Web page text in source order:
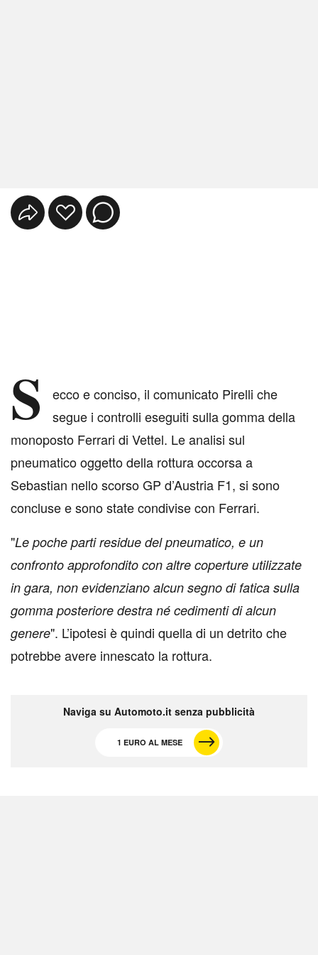
S
ecco e conciso, il comunicato Pirelli che
segue i controlli eseguiti sulla gomma della
monoposto Ferrari di Vettel. Le analisi sul
pneumatico oggetto della rottura occorsa a
Sebastian nello scorso GP d’Austria F1, si sono
concluse e sono state condivise con Ferrari.
"Le poche parti residue del pneumatico, e un
confronto approfondito con altre coperture utilizzate
in gara, non evidenziano alcun segno di fatica sulla
gomma posteriore destra né cedimenti di alcun
genere". L’ipotesi è quindi quella di un detrito che
potrebbe avere innescato la rottura.
Naviga su Automoto.it senza pubblicità
1 EURO AL MESE